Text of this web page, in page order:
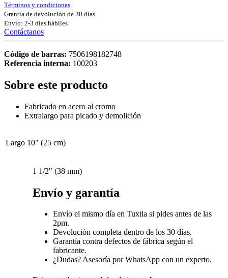
Términos y condiciones
Grantía de devolución de 30 días
Envío: 2-3 días hábiles
Contáctanos
Código de barras: 7506198182748
Referencia interna: 100203
Sobre este producto
Fabricado en acero al cromo
Extralargo para picado y demolición
Largo 10" (25 cm)
1 1/2" (38 mm)
Envío y garantía
Envío el mismo día en Tuxtla si pides antes de las
2pm.
Devolución completa dentro de los 30 días.
Garantía contra defectos de fábrica según el
fabricante.
¿Dudas? Asesoría por WhatsApp con un experto.